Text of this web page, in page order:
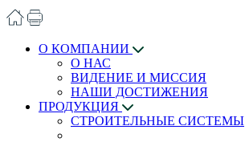
О КОМПАНИИ
О НАС
ВИДЕНИЕ И МИССИЯ
НАШИ ДОСТИЖЕНИЯ
ПРОДУКЦИЯ
СТРОИТЕЛЬНЫЕ СИСТЕМЫ